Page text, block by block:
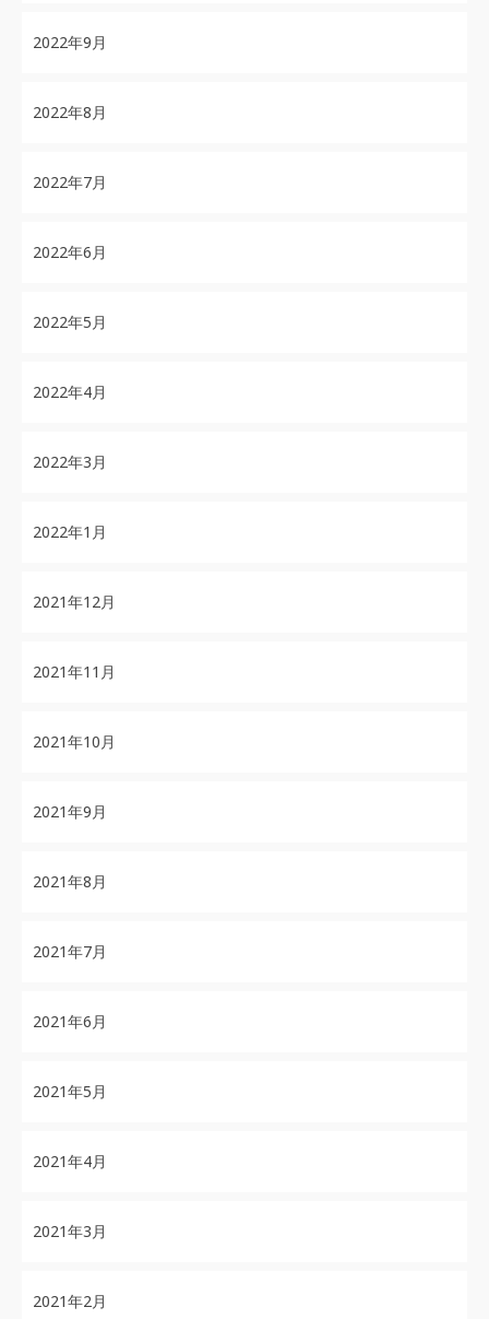
2022年9月
2022年8月
2022年7月
2022年6月
2022年5月
2022年4月
2022年3月
2022年1月
2021年12月
2021年11月
2021年10月
2021年9月
2021年8月
2021年7月
2021年6月
2021年5月
2021年4月
2021年3月
2021年2月